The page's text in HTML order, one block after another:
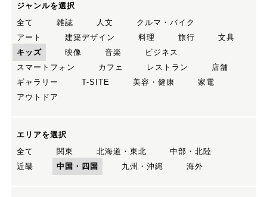
ジャンルを選択
全て
雑誌 人文
クルマ・バイク
アート
建築デザイン 料理 旅行
文具
キッズ
映像 音楽
ビジネス
スマートフォン
カフェ レストラン
店舗
ギャラリー
T-SITE 美容・健康
家電
アウトドア
エリアを選択
全て
関東 北海道・東北
中部・北陸
近畿
中国・四国 九州・沖縄 海外